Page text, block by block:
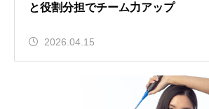
と役割分担でチーム力アップ
2026.04.15